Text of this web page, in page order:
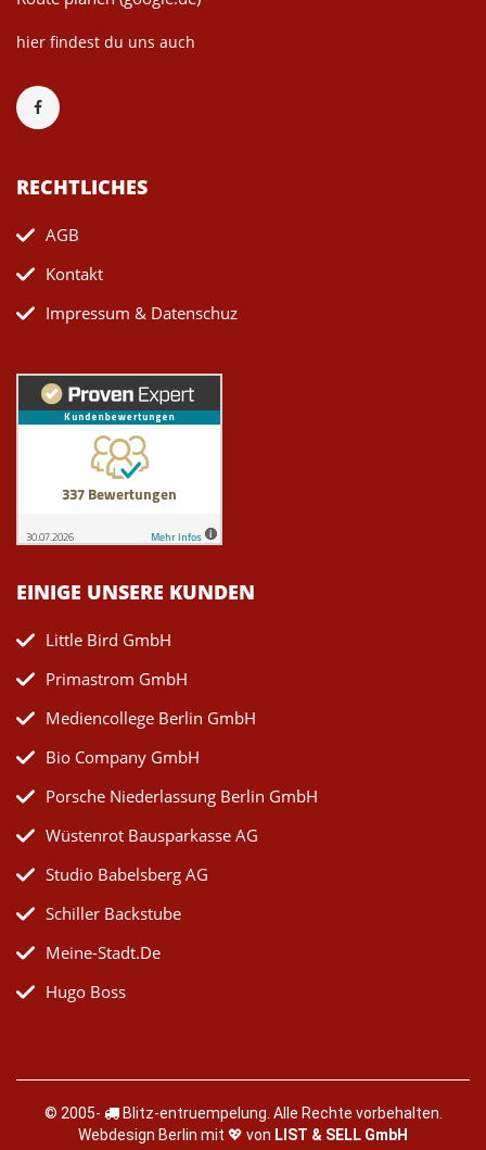
hier findest du uns auch
RECHTLICHES
AGB
Kontakt
Impressum & Datenschuz
EINIGE UNSERE KUNDEN
Little Bird GmbH
Primastrom GmbH
Mediencollege Berlin GmbH
Bio Company GmbH
Porsche Niederlassung Berlin GmbH
Wüstenrot Bausparkasse AG
Studio Babelsberg AG
Schiller Backstube
Meine-Stadt.de
Hugo Boss
© 2005- Blitz-entruempelung . Alle Rechte vorbehalten.
Webdesign Berlin mit 💖 von LIST & SELL GmbH